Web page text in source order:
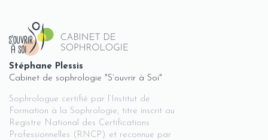
Stéphane Plessis
Cabinet de sophrologie "S’ouvrir à Soi"
Sophrologue certifié par l’Institut de
Formation à la Sophrologie, titre inscrit au
Registre National des Certifications
Professionnelles (RNCP) et reconnue par